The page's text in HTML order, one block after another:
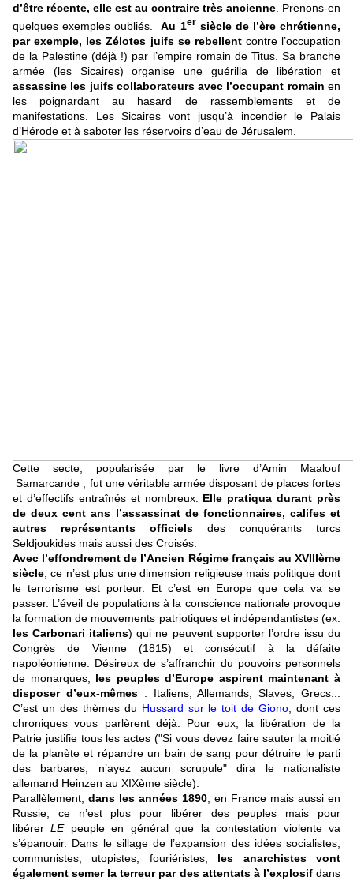
d’être récente, elle est au contraire très ancienne . Prenons-en
quelques exemples oubliés.
Au 1er siècle de l’ère chrétienne,
par exemple, les Zélotes juifs se rebellentcontre l’occupation
de la Palestine (déjà !) par l’empire romain de Titus. Sa branche
armée (les Sicaires) organise une guérilla de libération et
assassine les juifs collaborateurs avec l’occupant romain en
les poignardant au hasard de rassemblements et de
manifestations. Les Sicaires vont jusqu’à incendier le Palais
d’Hérode et à saboter les réservoirs d’eau de Jérusalem.
Cette secte, popularisée par le livre d’Amin Maalouf
Samarcande , fut une véritable armée disposant de places fortes
et d’effectifs entraînés et nombreux. Elle pratiqua durant près
de deux cent ans l’assassinat de fonctionnaires, califes et
autres représentants officiels des conquérants turcs
Seldjoukides mais aussi des Croisés.
Avec l’effondrement de l’Ancien Régime français au XVIIIème
siècle , ce n’est plus une dimension religieuse mais politique dont
le terrorisme est porteur. Et c’est en Europe que cela va se
passer. L’éveil de populations à la conscience nationale provoque
la formation de mouvements patriotiques et indépendantistes (ex.
les Carbonari italiens) qui ne peuvent supporter l’ordre issu du
Congrès de Vienne (1815) et consécutif à la défaite
napoléonienne. Désireux de s’affranchir du pouvoirs personnels
de monarques, les peuples d’Europe aspirent maintenant à
disposer d’eux-mêmes: Italiens, Allemands, Slaves, Grecs...
C’est un des thèmes du Hussard sur le toit de Giono , dont ces
chroniques vous parlèrent déjà. Pour eux, la libération de la
Patrie justifie tous les actes ("Si vous devez faire sauter la moitié
de la planète et répandre un bain de sang pour détruire le parti
des barbares, n’ayez aucun scrupule" dira le nationaliste
allemand Heinzen au XIXème siècle).
Parallèlement, dans les années 1890 , en France mais aussi en
Russie, ce n’est plus pour libérer des peuples mais pour
libérerLEpeuple en général que la contestation violente va
s’épanouir. Dans le sillage de l’expansion des idées socialistes,
communistes, utopistes, fouriéristes, les anarchistes vont
également semer la terreur par des attentats à l’explosifdans